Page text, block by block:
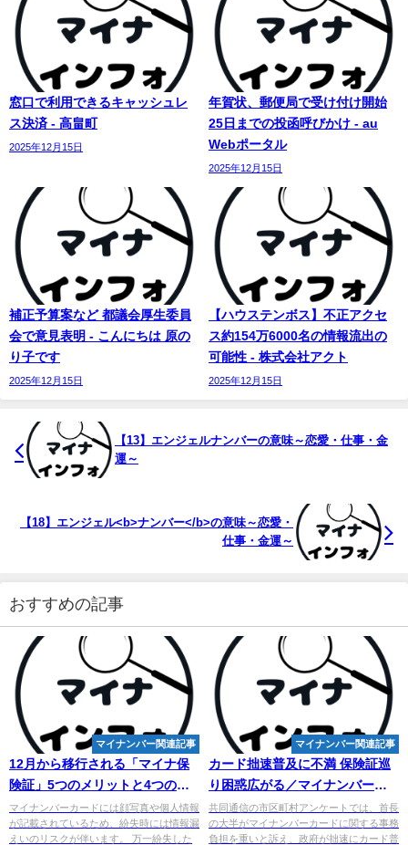
窓口で利用できるキャッシュレ
ス決済 - 高畠町
2025年12月15日
年賀状、郵便局で受け付け開始
25日までの投函呼びかけ - au
Webポータル
2025年12月15日
補正予算案など 都議会厚生委員
会で意見表明 - こんにちは 原の
り子です
2025年12月15日
【ハウステンボス】不正アクセ
ス約154万6000名の情報流出の
可能性 - 株式会社アクト
2025年12月15日
【13】エンジェルナンバーの意味～恋愛・仕事・金
運～
【18】エンジェル<b>ナンバー</b>の意味～恋愛・
仕事・金運～
おすすめの記事
マイナンバー関連記事
12月から移行される「マイナ保
険証」5つのメリットと4つの注
意点をFPが解説 - MSN
マイナンバーカードには顔写真や個人情報
が記載されているため、紛失時には情報漏
えいのリスクが伴います。 万一紛失した
マイナンバー関連記事
カード拙速普及に不満 保険証巡
り困惑広がる／マイナンバー
治体アンケート - デーリー東北
共同通信の市区町村アンケートでは、首長
の大半がマイナンバーカードに関する事務
負担を重いと訴え、政府が拙速にカード普